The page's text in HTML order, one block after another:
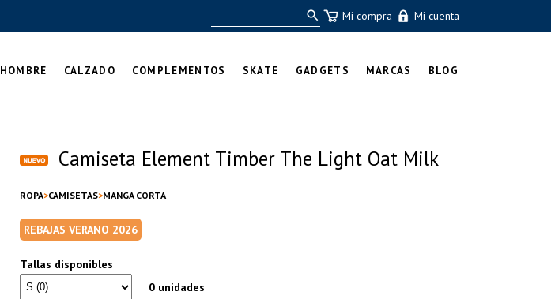
Mi compra Mi cuenta
HOMBRE CALZADO COMPLEMENTOS SKATE GADGETS MARCAS BLOG
Camiseta Element Timber The Light Oat Milk
ROPA CAMISETAS MANGA CORTA
REBAJAS VERANO 2026
Tallas disponibles
0 unidades